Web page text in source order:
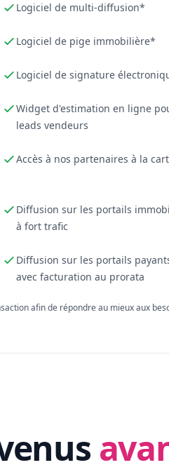
Logiciel de multi-diffusion*
Logiciel de pige immobilière*
Logiciel de signature
Widget d'estimation en ligne
leads vendeurs
Accès à nos partenaires à la
Diffusion sur les portails
à fort trafic
Diffusion sur les portails
avec facturation au prorata
afin de répondre au mieux aux